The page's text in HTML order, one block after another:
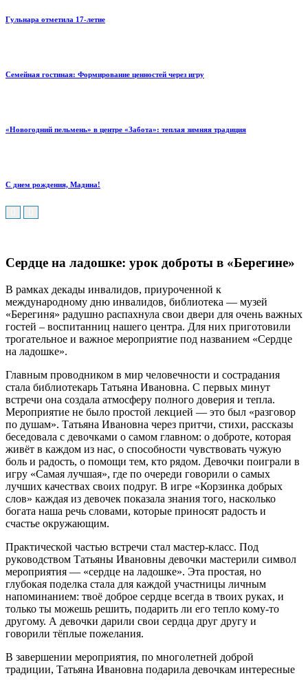
Гульнара отметила 17‑летие
Семейная гостиная: Формирование ценностей через игру
«Новогодний пельмень» в центре «Забота»: теплая зимняя традиция
С днем рождения, Мадина!
Сердце на ладошке: урок доброты в «Берегине»
В рамках декады инвалидов, приуроченной к
международному дню инвалидов, библиотека — музей
«Берегиня» радушно распахнула свои двери для очень важных
гостей – воспитанниц нашего центра. Для них приготовили
трогательное и важное мероприятие под названием «Сердце
на ладошке».
Главным проводником в мир человечности и сострадания
стала библиотекарь Татьяна Ивановна. С первых минут
встречи она создала атмосферу полного доверия и тепла.
Мероприятие не было простой лекцией — это был «разговор
по душам». Татьяна Ивановна через притчи, стихи, рассказы
беседовала с девочками о самом главном: о доброте, которая
живёт в каждом из нас, о способности чувствовать чужую
боль и радость, о помощи тем, кто рядом. Девочки поиграли в
игру «Самая лучшая», где по очереди говорили о самых
лучших качествах своих подруг. В игре «Корзинка добрых
слов» каждая из девочек показала знания того, насколько
богата наша речь словами, которые приносят радость и
счастье окружающим.
Практической частью встречи стал мастер-класс. Под
руководством Татьяны Ивановны девочки мастерили символ
мероприятия — «сердце на ладошке». Эта простая, но
глубокая поделка стала для каждой участницы личным
напоминанием: твоё доброе сердце всегда в твоих руках, и
только ты можешь решить, подарить ли его тепло кому-то
другому. А девочки дарили свои сердца друг другу и
говорили тёплые пожелания.
В завершении мероприятия, по многолетней доброй
традиции, Татьяна Ивановна подарила девочкам интересные